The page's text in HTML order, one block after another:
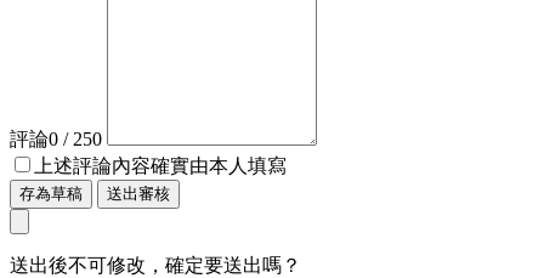
評論0 / 250
上述評論內容確實由本人填寫
存為草稿 送出審核
送出後不可修改，確定要送出嗎？